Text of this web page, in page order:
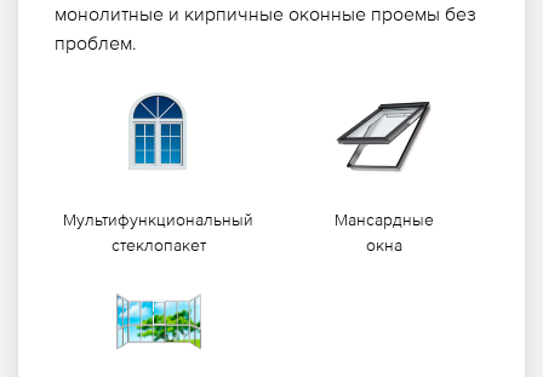
монолитные и кирпичные оконные проемы без
проблем.
Мультифункциональный
стеклопакет
Мансардные
окна